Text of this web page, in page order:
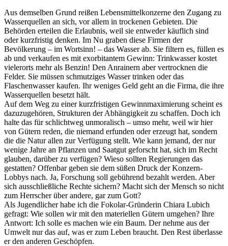
Aus demselben Grund reißen Lebensmittelkonzerne den Zugang zu
Wasserquellen an sich, vor allem in trockenen Gebieten. Die
Behörden erteilen die Erlaubnis, weil sie entweder käuflich sind
oder kurzfristig denken. Im Nu graben diese Firmen der
Bevölkerung – im Wortsinn! – das Wasser ab. Sie filtern es, füllen es
ab und verkaufen es mit exorbitantem Gewinn: Trinkwasser kostet
vielerorts mehr als Benzin! Den Anrainern aber vertrocknen die
Felder. Sie müssen schmutziges Wasser trinken oder das
Flaschenwasser kaufen. Ihr weniges Geld geht an die Firma, die ihre
Wasserquellen besetzt hält.
Auf dem Weg zu einer kurzfristigen Gewinnmaximierung scheint es
dazuzugehören, Strukturen der Abhängigkeit zu schaffen. Doch ich
halte das für schlichtweg unmoralisch – umso mehr, weil wir hier
von Gütern reden, die niemand erfunden oder erzeugt hat, sondern
die die Natur allen zur Verfügung stellt. Wie kann jemand, der nur
wenige Jahre an Pflanzen und Saatgut geforscht hat, sich im Recht
glauben, darüber zu verfügen? Wieso sollten Regierungen das
gestatten? Offenbar geben sie dem süßen Druck der Konzern-
Lobbys nach. Ja, Forschung soll gebührend bezahlt werden. Aber
sich ausschließliche Rechte sichern? Macht sich der Mensch so nicht
zum Herrscher über andere, gar zum Gott?
Als Jugendlicher habe ich die Fokolar-Gründerin Chiara Lubich
gefragt: Wie sollen wir mit den materiellen Gütern umgehen? Ihre
Antwort: Ich solle es machen wie ein Baum. Der nehme aus der
Umwelt nur das auf, was er zum Leben braucht. Den Rest überlasse
er den anderen Geschöpfen.